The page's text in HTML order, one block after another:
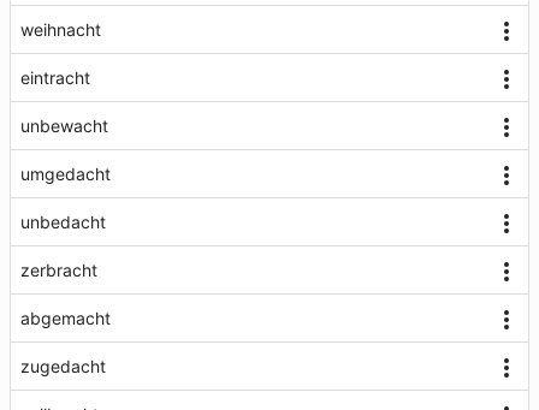
weihnacht
eintracht
unbewacht
umgedacht
unbedacht
zerbracht
abgemacht
zugedacht